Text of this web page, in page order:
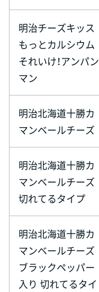
明治チーズキッス
もっとカルシウム
それいけ！アンパン
マン
明治北海道十勝カ
マンベールチーズ
明治北海道十勝カ
マンベールチーズ
切れてるタイプ
明治北海道十勝カ
マンベールチーズ
ブラックペッパー
入り 切れてるタイ